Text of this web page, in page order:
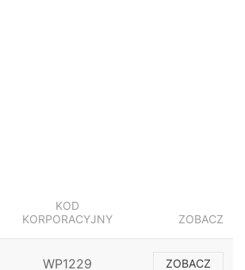
KOD
KORPORACYJNY
ZOBACZ
WP1229 ZOBACZ